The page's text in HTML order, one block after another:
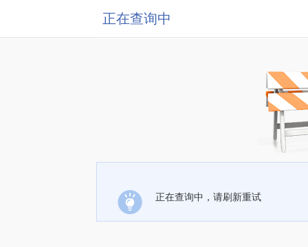
正在查询中
正在查询中，请刷新重试